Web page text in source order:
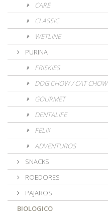
CARE
CLASSIC
WETLINE
PURINA
FRISKIES
DOG CHOW / CAT CHOW
GOURMET
DENTALIFE
FELIX
ADVENTUROS
SNACKS
ROEDORES
PAJAROS
BIOLOGICO